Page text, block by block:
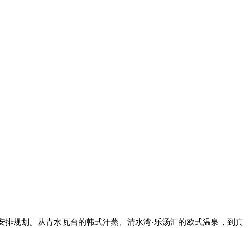
规划。从青水瓦台的韩式汗蒸、清水湾·乐汤汇的欧式温泉，到真